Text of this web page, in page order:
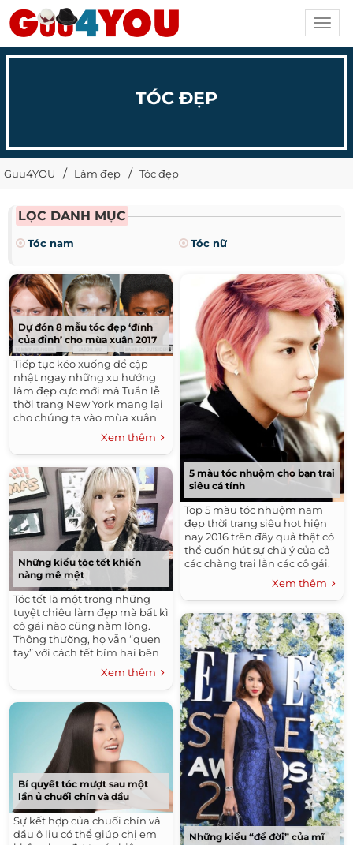
TÓC ĐẸP
Guu4YOU Làm đẹp Tóc đẹp
LỌC DANH MỤC
Tóc nam Tóc nữ
Dự đón 8 mẫu tóc đẹp ‘đỉnh
của đỉnh’ cho mùa xuân 2017
Tiếp tục kéo xuống để cập
nhật ngay những xu hướng
làm đẹp cực mới mà Tuần lễ
thời trang New York mang lại
cho chúng ta vào mùa xuân
Xem thêm
Những kiểu tóc tết khiến
nàng mê mệt
Tóc tết là một trong những
tuyệt chiêu làm đẹp mà bất kì
cô gái nào cũng nằm lòng.
Thông thường, họ vẫn “quen
tay” với cách tết bím hai bên
truyền thống. Nhưng thế giới
của những mái tóc tết còn
rộng lớn hơn nhiều. Hãy cùng
"khám phá" nhé!
Xem thêm
Bí quyết tóc mượt sau một
lần ủ chuối chín và dầu
Sự kết hợp của chuối chín và
dầu ô liu có thể giúp chị em
5 màu tóc nhuộm cho bạn trai
siêu cá tính
Top 5 màu tóc nhuộm nam
đẹp thời trang siêu hot hiện
nay 2016 trên đây quả thật có
thể cuốn hút sự chú ý của cả
các chàng trai lẫn các cô gái.
Xem thêm
Những kiểu “để đời” của mĩ